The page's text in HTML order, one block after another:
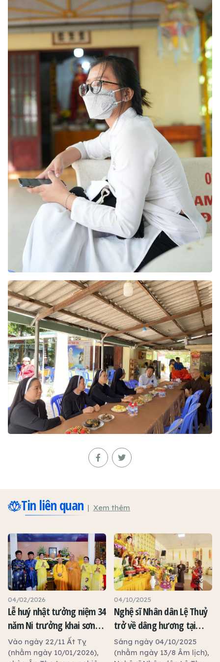
Tin liên quan Xem thêm
04/02/2026
Lễ huý nhật tưởng niệm 34
năm Ni trưởng khai sơn
chùa Ân Thọ viên tịch
Vào ngày 22/11 Ất Tỵ
(nhằm ngày 10/01/2026),
04/10/2025
Nghệ sĩ Nhân dân Lệ Thuỷ
trở về dâng hương tại
chùa Ân Thọ
Sáng ngày 04/10/2025
(nhằm ngày 13/8 Âm lịch),